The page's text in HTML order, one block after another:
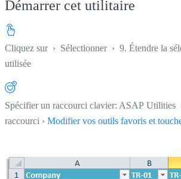
Démarrer cet utilitaire
Cliquez sur › Sélectionner› 9. Étendre la
utilisée
Spécifier un raccourci clavier: ASAP Utilities
raccourci › Modifier vos outils favoris et